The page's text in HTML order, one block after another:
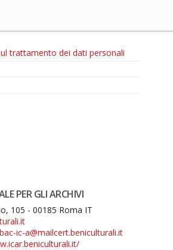
trattamento dei dati personali
PER GLI ARCHIVI
105 - 00185 Roma IT
ic-a@mailcert.beniculturali.it